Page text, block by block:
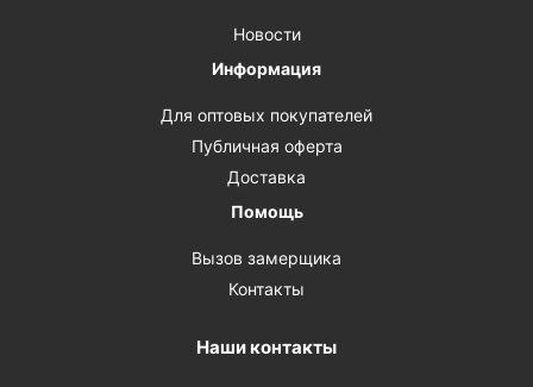
Новости
Информация
Для оптовых покупателей
Публичная оферта
Доставка
Помощь
Вызов замерщика
Контакты
Наши контакты